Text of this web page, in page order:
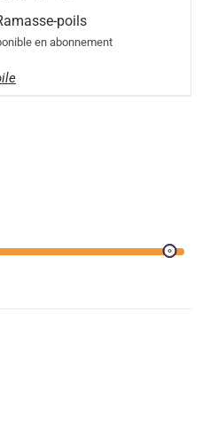
poils
en abonnement